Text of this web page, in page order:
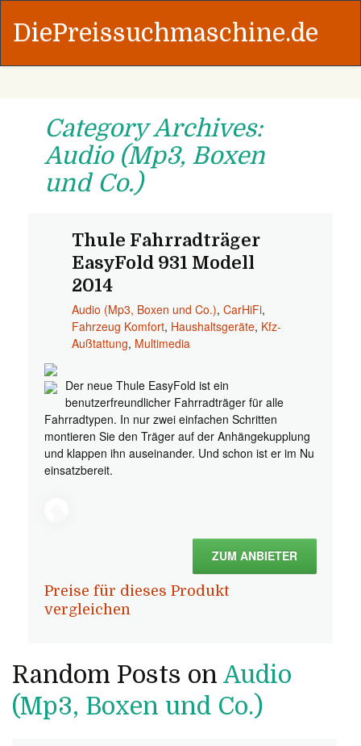
DiePreissuchmaschine.de
Category Archives:
Audio (Mp3, Boxen
und Co.)
Thule Fahrradträger
EasyFold 931 Modell
2014
Audio (Mp3, Boxen und Co.), CarHiFi,
Fahrzeug Komfort, Haushaltsgeräte, Kfz-
Außtattung, Multimedia
Der neue Thule EasyFold ist ein
benutzerfreundlicher Fahrradträger für alle
Fahrradtypen. In nur zwei einfachen Schritten
montieren Sie den Träger auf der Anhängekupplung
und klappen ihn auseinander. Und schon ist er im Nu
einsatzbereit.
ZUM ANBIETER
Preise für dieses Produkt
vergleichen
Random Posts on Audio
(Mp3, Boxen und Co.)